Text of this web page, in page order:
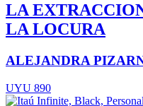
LA
LA LOCURA
ALEJANDRA
UYU 890